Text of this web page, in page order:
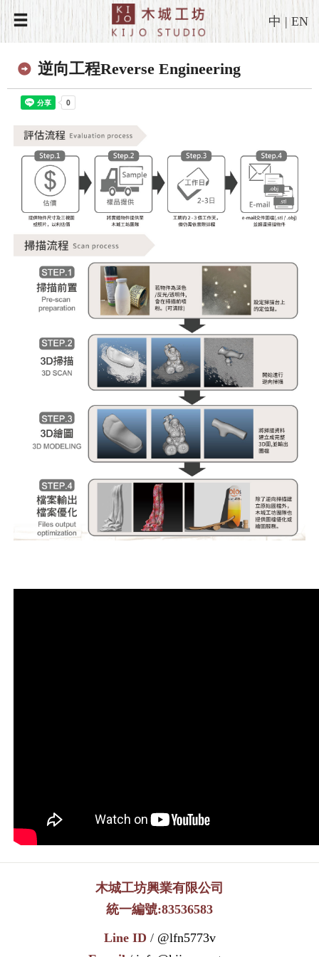
中 |EN
逆向工程Reverse Engineering
木城工坊興業有限公司
統一編號:83536583
Line ID / @lfn5773v